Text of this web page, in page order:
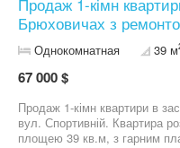
Брюховичах з
Однокомнатная 39 м
67 000 $
Продаж 1-кімн квартири в
вул. Спортивній. Квартира
площею 39 кв.м, з гарним